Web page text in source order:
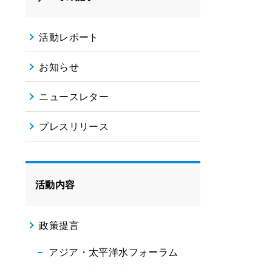
活動レポート
お知らせ
ニュースレター
プレスリリース
活動内容
政策提言
アジア・太平洋水フォーラム